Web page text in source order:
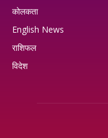
कोलकता
English News
राशिफल
विदेश